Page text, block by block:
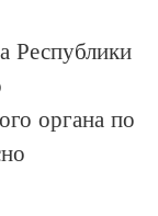
Республики
органа по